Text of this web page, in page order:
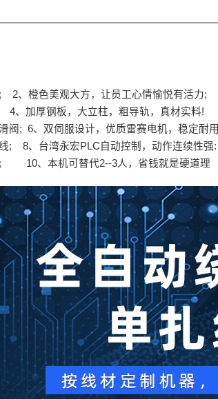
; 2、橙色美观大方，让员工心情愉悦有活力;
4、加厚钢板，大立柱，粗导轨，真材实料!
阀; 6、双伺服设计，优质雷赛电机，稳定耐用
线; 8、台湾永宏PLC自动控制，动作连续性强:
山; 10、本机可替代2--3人，省钱就是硬道理